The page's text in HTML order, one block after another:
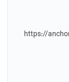
https://